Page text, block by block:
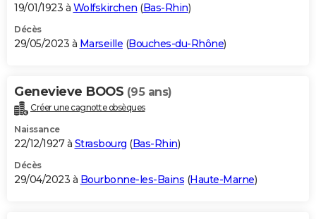
19/01/1923 à Wolfskirchen (Bas-Rhin)
Décès
29/05/2023 à Marseille (Bouches-du-Rhône)
Genevieve BOOS (95 ans)
Créer une cagnotte obsèques
Naissance
22/12/1927 à Strasbourg (Bas-Rhin)
Décès
29/04/2023 à Bourbonne-les-Bains (Haute-Marne)